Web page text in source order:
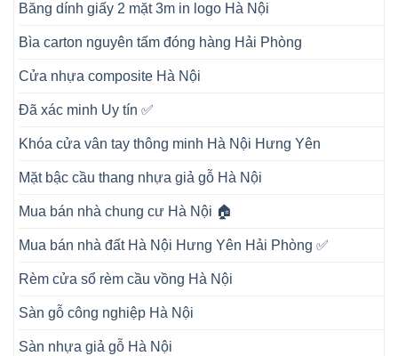
Băng dính giấy 2 mặt 3m in logo Hà Nội
Bìa carton nguyên tấm đóng hàng Hải Phòng
Cửa nhựa composite Hà Nội
Đã xác minh Uy tín ✅
Khóa cửa vân tay thông minh Hà Nội Hưng Yên
Mặt bậc cầu thang nhựa giả gỗ Hà Nội
Mua bán nhà chung cư Hà Nội 🏠
Mua bán nhà đất Hà Nội Hưng Yên Hải Phòng ✅
Rèm cửa sổ rèm cầu vồng Hà Nội
Sàn gỗ công nghiệp Hà Nội
Sàn nhựa giả gỗ Hà Nội